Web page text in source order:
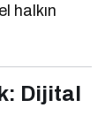
halkın
Dijital